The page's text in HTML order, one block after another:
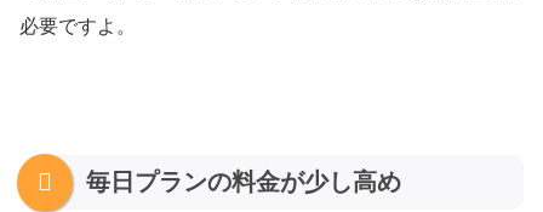
必要ですよ。
毎日プランの料金が少し高め